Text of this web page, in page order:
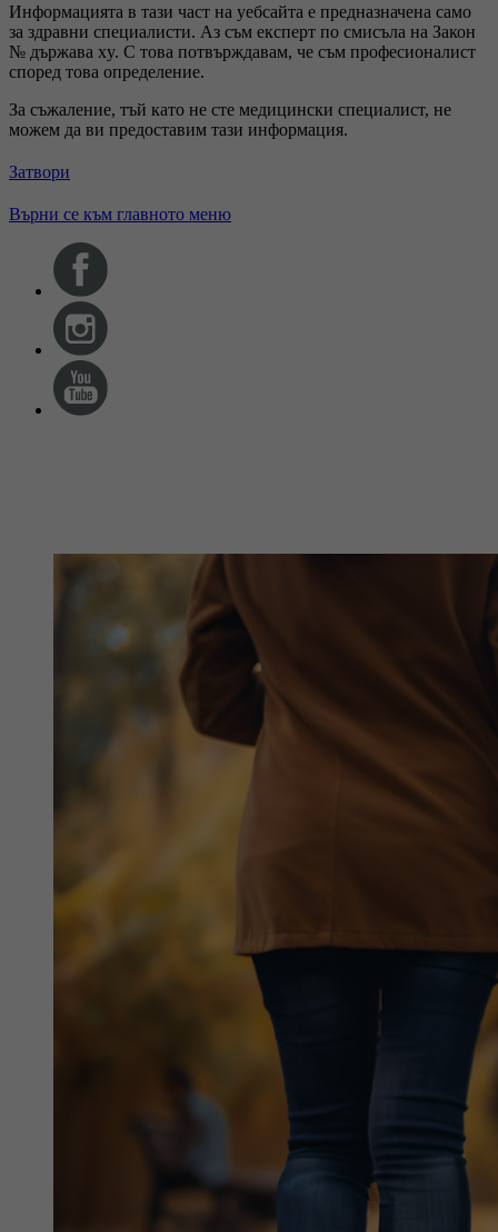
Информацията в тази част на уебсайта е предназначена само
за здравни специалисти. Аз съм експерт по смисъла на Закон
№ държава xy. С това потвърждавам, че съм професионалист
според това определение.
За съжаление, тъй като не сте медицински специалист, не
можем да ви предоставим тази информация.
Затвори
Върни се към главното меню